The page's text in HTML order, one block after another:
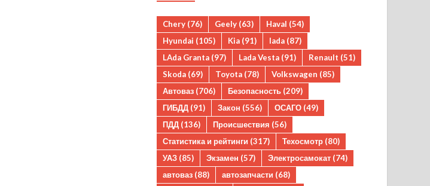
Chery (76) Geely (63) Haval (54)
Hyundai (105) Kia (91) lada (87)
LAda Granta (97) Lada Vesta (91) Renault (51)
Skoda (69) Toyota (78) Volkswagen (85)
Автоваз (706) Безопасность (209)
ГИБДД (91) Закон (556) ОСАГО (49)
ПДД (136) Происшествия (56)
Статистика и рейтинги (317) Техосмотр (80)
УАЗ (85) Экзамен (57) Электросамокат (74)
автоваз (88) автозапчасти (68)